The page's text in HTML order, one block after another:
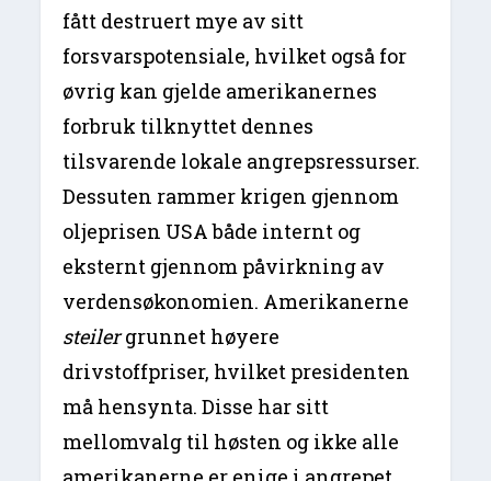
fått destruert mye av sitt
forsvarspotensiale, hvilket også for
øvrig kan gjelde amerikanernes
forbruk tilknyttet dennes
tilsvarende lokale angrepsressurser.
Dessuten rammer krigen gjennom
oljeprisen USA både internt og
eksternt gjennom påvirkning av
verdensøkonomien. Amerikanerne
steilergrunnet høyere
drivstoffpriser, hvilket presidenten
må hensynta. Disse har sitt
mellomvalg til høsten og ikke alle